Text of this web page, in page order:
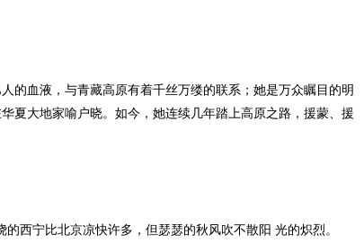
血液，与青藏高原有着千丝万缕的联系；她是万众瞩目的明
夏大地家喻户晓。如今，她连续几年踏上高原之路，援蒙、援
西宁比北京凉快许多，但瑟瑟的秋风吹不散阳 光的炽烈。